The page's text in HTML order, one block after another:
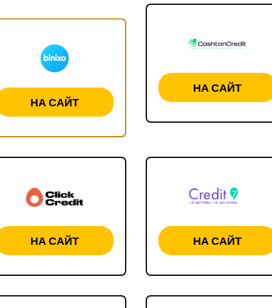
НА САЙТ
НА САЙТ
НА САЙТ НА САЙТ